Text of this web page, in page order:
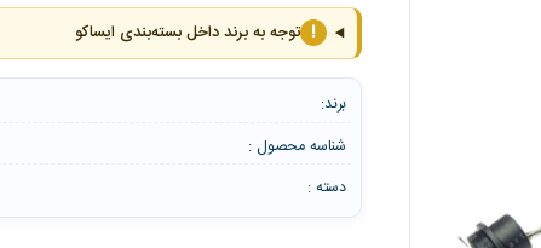
! توجه به برند داخل بسته‌بندی ایساکو
برند:
شناسه محصول :
دسته :